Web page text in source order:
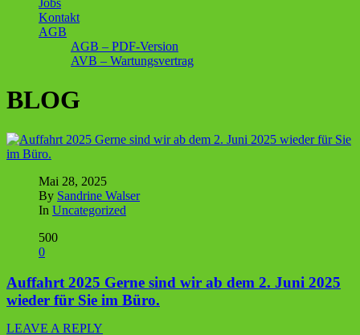
Kontakt
AGB
AGB – PDF-Version
AVB – Wartungsvertrag
BLOG
Mai 28, 2025
By Sandrine Walser
In Uncategorized
500
0
Auffahrt 2025 Gerne sind wir ab dem 2. Juni 2025
wieder für Sie im Büro.
LEAVE A REPLY